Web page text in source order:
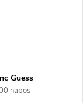
Guess
napos